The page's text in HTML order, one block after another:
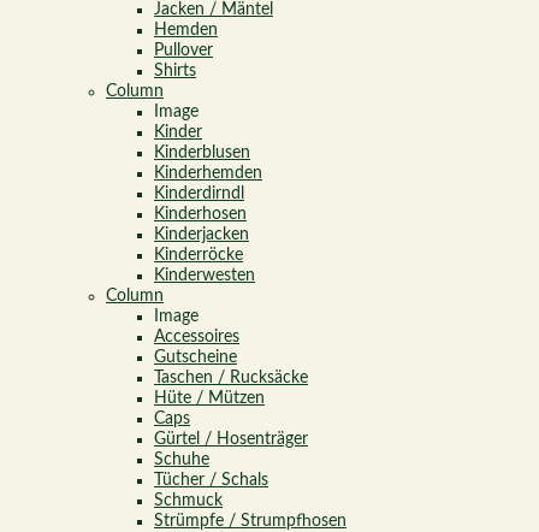
Jacken / Mäntel
Hemden
Pullover
Shirts
Column
Image
Kinder
Kinderblusen
Kinderhemden
Kinderdirndl
Kinderhosen
Kinderjacken
Kinderröcke
Kinderwesten
Column
Image
Accessoires
Gutscheine
Taschen / Rucksäcke
Hüte / Mützen
Caps
Gürtel / Hosenträger
Schuhe
Tücher / Schals
Schmuck
Strümpfe / Strumpfhosen